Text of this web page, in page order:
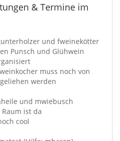
& Termine im
und fweinekötter
Punsch und Glühwein
muss noch von
werden
und mwiebusch
ist da
cool